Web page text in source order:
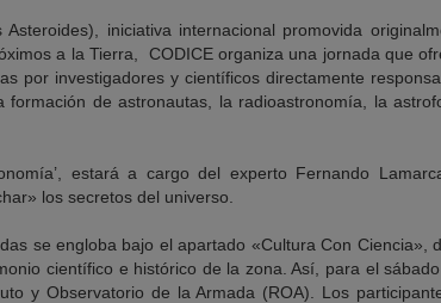
iniciativa internacional promovida
a la Tierra, CODICE organiza una jornada que
por investigadores y científicos directamente
de astronautas, la radioastronomía, la
estará a cargo del experto Fernando
los secretos del universo.
se engloba bajo el apartado «Cultura Con Ciencia»,
científico e histórico de la zona. Así, para el
y Observatorio de la Armada (ROA). Los